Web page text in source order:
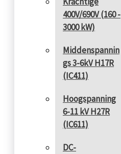
400V/690V (160 -
3000 kW)
Middenspannin
gs 3-6kV H17R
(IC411)
Hoogspanning
6-11 kV H27R
(IC611)
DC-